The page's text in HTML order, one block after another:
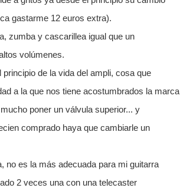
gastarme 12 euros extra).
zumba y cascarillea igual que un
volúmenes.
de la vida del ampli, cosa que
a la que nos tiene acostumbrados la marca
poner un válvula superior... y
comprado haya que cambiarle un
no es la más adecuada para mi guitarra
2 veces una con una telecaster